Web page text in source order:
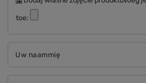
toe:
Uw naammię